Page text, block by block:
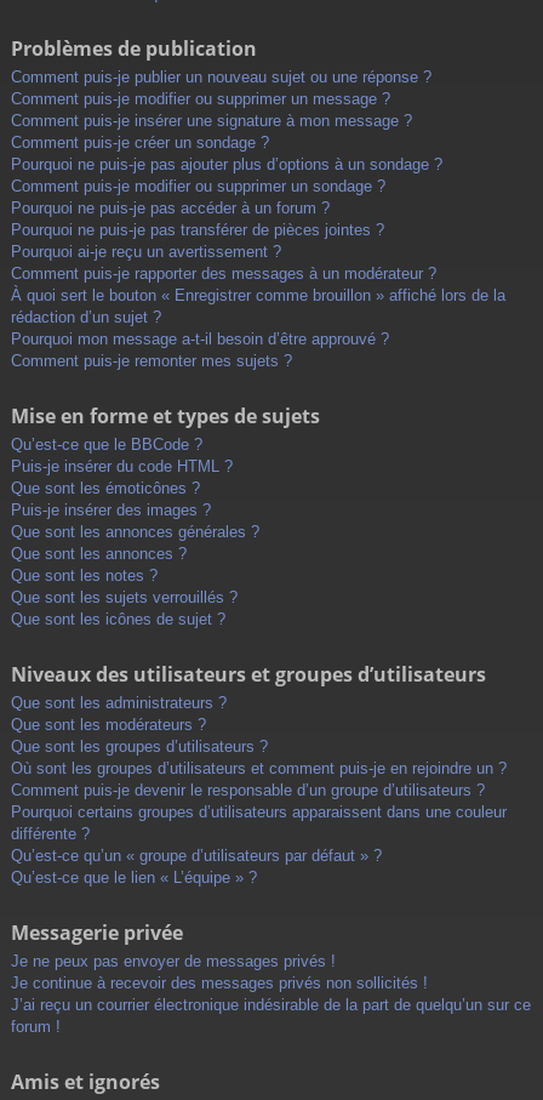
Problèmes de publication
Comment puis-je publier un nouveau sujet ou une réponse ?
Comment puis-je modifier ou supprimer un message ?
Comment puis-je insérer une signature à mon message ?
Comment puis-je créer un sondage ?
Pourquoi ne puis-je pas ajouter plus d’options à un sondage ?
Comment puis-je modifier ou supprimer un sondage ?
Pourquoi ne puis-je pas accéder à un forum ?
Pourquoi ne puis-je pas transférer de pièces jointes ?
Pourquoi ai-je reçu un avertissement ?
Comment puis-je rapporter des messages à un modérateur ?
À quoi sert le bouton « Enregistrer comme brouillon » affiché lors de la
rédaction d’un sujet ?
Pourquoi mon message a-t-il besoin d’être approuvé ?
Comment puis-je remonter mes sujets ?
Mise en forme et types de sujets
Qu’est-ce que le BBCode ?
Puis-je insérer du code HTML ?
Que sont les émoticônes ?
Puis-je insérer des images ?
Que sont les annonces générales ?
Que sont les annonces ?
Que sont les notes ?
Que sont les sujets verrouillés ?
Que sont les icônes de sujet ?
Niveaux des utilisateurs et groupes d’utilisateurs
Que sont les administrateurs ?
Que sont les modérateurs ?
Que sont les groupes d’utilisateurs ?
Où sont les groupes d’utilisateurs et comment puis-je en rejoindre un ?
Comment puis-je devenir le responsable d’un groupe d’utilisateurs ?
Pourquoi certains groupes d’utilisateurs apparaissent dans une couleur
différente ?
Qu’est-ce qu’un « groupe d’utilisateurs par défaut » ?
Qu’est-ce que le lien « L’équipe » ?
Messagerie privée
Je ne peux pas envoyer de messages privés !
Je continue à recevoir des messages privés non sollicités !
J’ai reçu un courrier électronique indésirable de la part de quelqu’un sur ce
forum !
Amis et ignorés